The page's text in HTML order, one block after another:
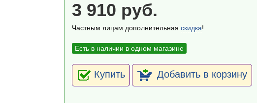
3 910 руб.
Частным лицам дополнительная скидка!
Есть в наличии в одном магазине
Купить Добавить в корзину